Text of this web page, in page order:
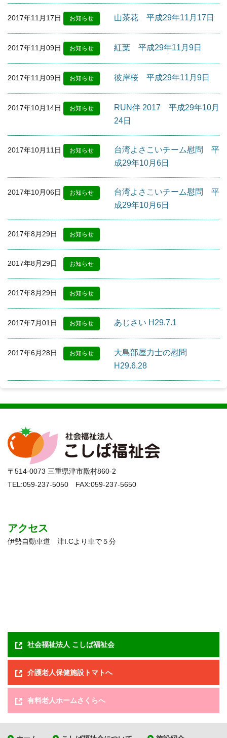
2017年11月17日 お知らせ 山茶花 平成29年11月17日
2017年11月09日 お知らせ 紅葉 平成29年11月9日
2017年11月09日 お知らせ 彼岸桜 平成29年11月9日
2017年10月14日 お知らせ
RUN伴 2017 平成29年10月
24日
2017年10月11日 お知らせ
台湾よさこいチーム慰問 平
成29年10月6日
2017年10月06日 お知らせ
台湾よさこいチーム慰問 平
成29年10月6日
2017年8月29日 お知らせ
2017年8月29日 お知らせ
2017年8月29日 お知らせ
2017年7月01日 お知らせ あじさい H29.7.1
2017年6月28日 お知らせ
大島部屋力士の慰問
H29.6.28
〒514-0073 三重県津市殿村860-2
TEL:059-237-5050 FAX:059-237-5650
アクセス
伊勢自動車道 津I.Cより車で５分
社会福祉法人 こしば福祉会
介護老人保健施設トマトへ
有料老人ホームさくらへ